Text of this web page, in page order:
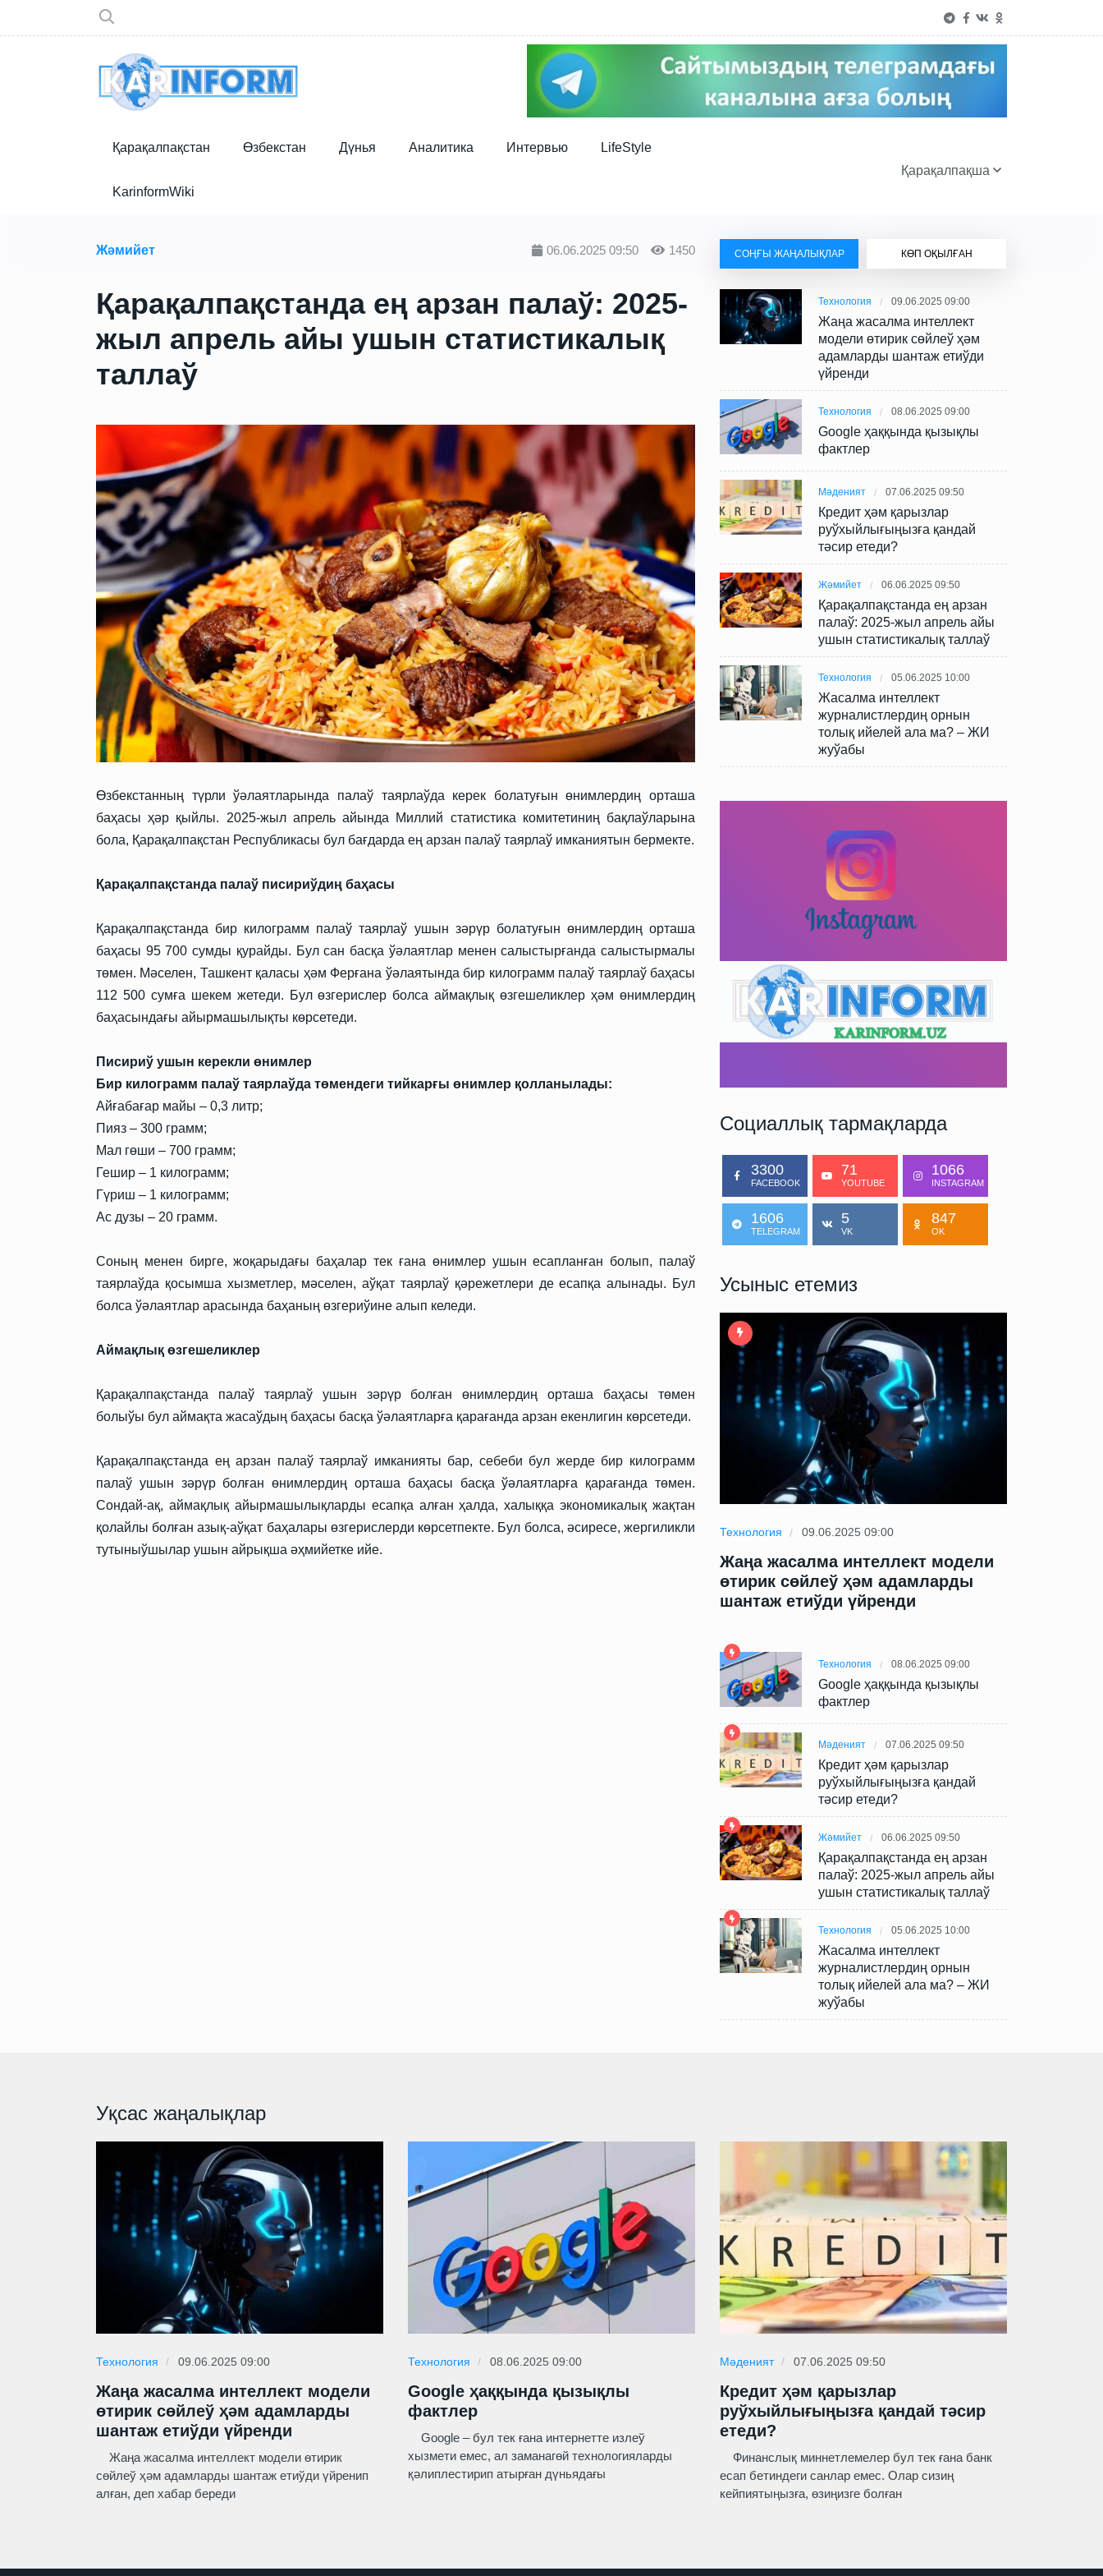
Қарақалпақстан Өзбекстан Дүнья Аналитика Интервью LifeStyle
KarinformWiki
Қарақалпақша
Жәмийет 06.06.2025 09:50 1450
Қарақалпақстанда ең арзан палаў: 2025-
жыл апрель айы ушын статистикалық
таллаў
Өзбекстанның түрли ўәлаятларында палаў таярлаўда керек болатуғын өнимлердиң орташа
баҳасы ҳәр қыйлы. 2025-жыл апрель айында Миллий статистика комитетиниң бақлаўларына
бола, Қарақалпақстан Республикасы бул бағдарда ең арзан палаў таярлаў имканиятын бермекте.
Қарақалпақстанда палаў писириўдиң баҳасы
Қарақалпақстанда бир килограмм палаў таярлаў ушын зәрүр болатуғын өнимлердиң орташа
баҳасы 95 700 сумды қурайды. Бул сан басқа ўәлаятлар менен салыстырғанда салыстырмалы
төмен. Мәселен, Ташкент қаласы ҳәм Ферғана ўәлаятында бир килограмм палаў таярлаў баҳасы
112 500 сумға шекем жетеди. Бул өзгерислер болса аймақлық өзгешеликлер ҳәм өнимлердиң
баҳасындағы айырмашылықты көрсетеди.
Писириў ушын керекли өнимлер
Бир килограмм палаў таярлаўда төмендеги тийкарғы өнимлер қолланылады:
Айғабағар майы – 0,3 литр;
Пияз – 300 грамм;
Мал гөши – 700 грамм;
Гешир – 1 килограмм;
Гүриш – 1 килограмм;
Ас дузы – 20 грамм.
Соның менен бирге, жоқарыдағы баҳалар тек ғана өнимлер ушын есапланған болып, палаў
таярлаўда қосымша хызметлер, мәселен, аўқат таярлаў қәрежетлери де есапқа алынады. Бул
болса ўәлаятлар арасында баҳаның өзгериўине алып келеди.
Аймақлық өзгешеликлер
Қарақалпақстанда палаў таярлаў ушын зәрүр болған өнимлердиң орташа баҳасы төмен
болыўы бул аймақта жасаўдың баҳасы басқа ўәлаятларға қарағанда арзан екенлигин көрсетеди.
Қарақалпақстанда ең арзан палаў таярлаў имканияты бар, себеби бул жерде бир килограмм
палаў ушын зәрүр болған өнимлердиң орташа баҳасы басқа ўәлаятларға қарағанда төмен.
Сондай-ақ, аймақлық айырмашылықларды есапқа алған ҳалда, халыққа экономикалық жақтан
қолайлы болған азық-аўқат баҳалары өзгерислерди көрсетпекте. Бул болса, әсиресе, жергиликли
тутыныўшылар ушын айрықша әҳмийетке ийе.
СОҢҒЫ ЖАҢАЛЫҚЛАР КӨП ОҚЫЛҒАН
Технология 09.06.2025 09:00
Жаңа жасалма интеллект
модели өтирик сөйлеў ҳәм
адамларды шантаж етиўди
үйренди
Технология 08.06.2025 09:00
Google ҳаққында қызықлы
фактлер
Мәденият 07.06.2025 09:50
Кредит ҳәм қарызлар
руўхыйлығыңызға қандай
тәсир етеди?
Жәмийет 06.06.2025 09:50
Қарақалпақстанда ең арзан
палаў: 2025-жыл апрель айы
ушын статистикалық таллаў
Технология 05.06.2025 10:00
Жасалма интеллект
журналистлердиң орнын
толық ийелей ала ма? – ЖИ
жуўабы
Социаллық тармақларда
3300
FACEBOOK
71
YOUTUBE
1066
INSTAGRAM
1606
TELEGRAM
5
VK
847
OK
Усыныс етемиз
Технология 09.06.2025 09:00
Жаңа жасалма интеллект модели
Технология 09.06.2025 09:00 Технология 09.06.2025 09:00
Жаңа жасалма интеллект модели
өтирик сөйлеў ҳәм адамларды
шантаж етиўди үйренди
Технология 08.06.2025 09:00
Google ҳаққында қызықлы
фактлер
Мәденият 07.06.2025 09:50
Кредит ҳәм қарызлар
руўхыйлығыңызға қандай
тәсир етеди?
Жәмийет 06.06.2025 09:50
Қарақалпақстанда ең арзан
палаў: 2025-жыл апрель айы
ушын статистикалық таллаў
Технология 05.06.2025 10:00
Жасалма интеллект
журналистлердиң орнын
толық ийелей ала ма? – ЖИ
жуўабы
Уқсас жаңалықлар
Технология 09.06.2025 09:00
Жаңа жасалма интеллект модели
өтирик сөйлеў ҳәм адамларды
шантаж етиўди үйренди
Жаңа жасалма интеллект модели өтирик
сөйлеў ҳәм адамларды шантаж етиўди үйренип
алған, деп хабар береди
Технология 08.06.2025 09:00
Google ҳаққында қызықлы
фактлер
Google – бул тек ғана интернетте излеў
хызмети емес, ал заманагөй технологияларды
қәлиплестирип атырған дүньядағы
Мәденият 07.06.2025 09:50
Кредит ҳәм қарызлар
руўхыйлығыңызға қандай тәсир
етеди?
Финанслық миннетлемелер бул тек ғана банк
есап бетиндеги санлар емес. Олар сизиң
кейпиятыңызға, өзиңизге болған